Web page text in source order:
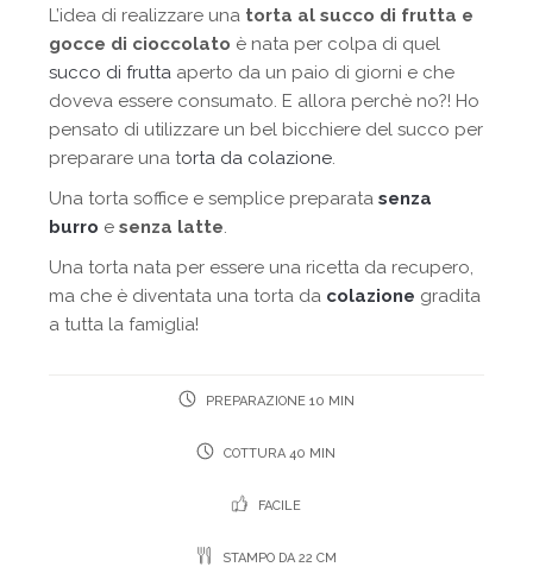
L’idea di realizzare una torta al succo di frutta e
gocce di cioccolato è nata per colpa di quel
succo di frutta aperto da un paio di giorni e che
doveva essere consumato. E allora perchè no?! Ho
pensato di utilizzare un bel bicchiere del succo per
preparare una torta da colazione.
Una torta soffice e semplice preparata senza
burro esenza latte.
Una torta nata per essere una ricetta da recupero,
ma che è diventata una torta da colazione gradita
a tutta la famiglia!
PREPARAZIONE 10 MIN
COTTURA 40 MIN
FACILE
STAMPO DA 22 CM